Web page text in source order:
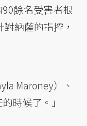
餘名受害者根
納薩的指控，
Maroney）、
時候了。」